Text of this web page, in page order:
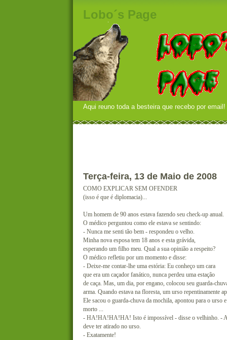
Lobo´s Page
Aqui reuno toda a besteira que recebo por
Terça-feira, 13 de Maio de 2008
COMO EXPLICAR SEM OFENDER
(isso é que é diplomacia)...
Um homem de 90 anos estava fazendo seu check-up anual.
O médico perguntou como ele estava se sentindo:
- Nunca me senti tão bem - respondeu o velho.
Minha nova esposa tem 18 anos e esta grávida,
esperando um filho meu. Qual a sua opinião a respeito?
O médico refletiu por um momento e disse:
- Deixe-me contar-lhe uma estória: Eu conheço um cara
que era um caçador fanático, nunca perdeu uma estação
de caça. Mas, um dia, por engano, colocou seu guarda-
arma. Quando estava na floresta, um urso repentinamente
Ele sacou o guarda-chuva da mochila, apontou para o urso
morto ...
- HA!HA!HA!HA! Isto é impossível - disse o velhinho. -
deve ter atirado no urso.
- Exatamente!